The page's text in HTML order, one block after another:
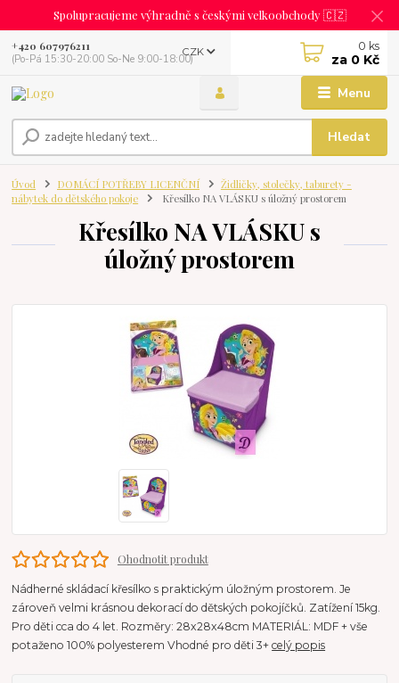
Spolupracujeme výhradně s českými velkoobchody 🇨🇿
Menu
CZK
Hledat
+420 607976211
(Po-Pá 15:30-20:00 So-Ne 9:00-18:00)
0 ks
za 0 Kč
Úvod DOMÁCÍ POTŘEBY LICENČNÍ
Židličky, stolečky, taburety -
nábytek do dětského pokoje
Křesílko NA VLÁSKU s úložný prostorem
Křesílko NA VLÁSKU s
úložný prostorem
Ohodnotit produkt
Nádherné skládací křesílko s praktickým úložným prostorem. Je
zároveň velmi krásnou dekorací do dětských pokojíčků. Zatížení 15kg.
Pro děti cca do 4 let. Rozměry: 28x28x48cm MATERIÁL: MDF + vše
potaženo 100% polyesterem Vhodné pro děti 3+celý popis